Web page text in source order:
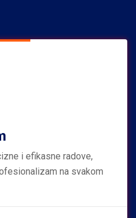
i efikasne radove,
na svakom